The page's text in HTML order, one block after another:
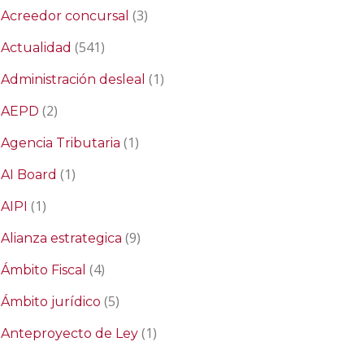
Acreedor concursal (3)
Actualidad (541)
Administración desleal (1)
AEPD (2)
Agencia Tributaria (1)
AI Board (1)
AIPI (1)
Alianza estrategica (9)
Ámbito Fiscal (4)
Ámbito jurídico (5)
Anteproyecto de Ley (1)